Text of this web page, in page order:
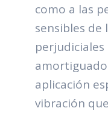
como a las
sensibles de
perjudiciales
aplicación
vibración